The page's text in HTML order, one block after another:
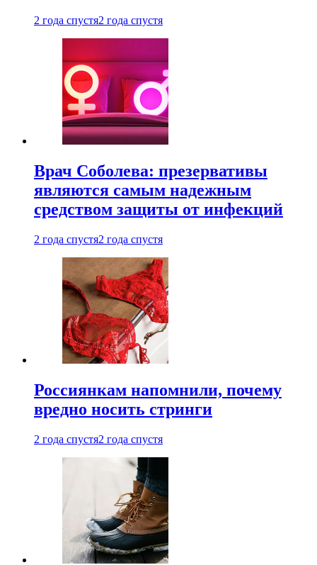
2 года спустя2 года спустя
Врач Соболева: презервативы
являются самым надежным
средством защиты от инфекций
2 года спустя2 года спустя
Россиянкам напомнили, почему
вредно носить стринги
2 года спустя2 года спустя